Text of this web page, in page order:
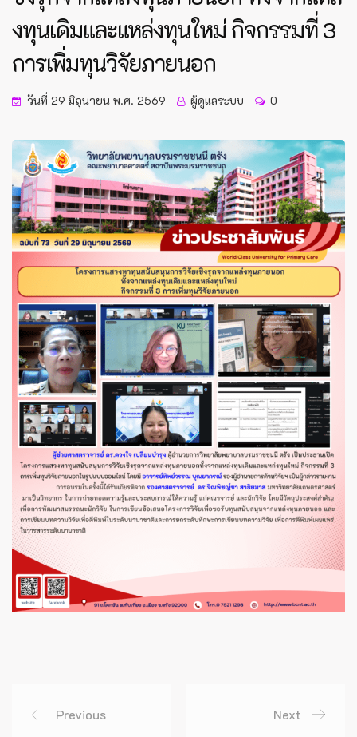
งทุนเดิมและแหล่งทุนใหม่ กิจกรรมที่ 3
การเพิ่มทุนวิจัยภายนอก
วันที่ 29 มิถุนายน พ.ศ. 2569 ผู้ดูแลระบบ 0
Previous Next